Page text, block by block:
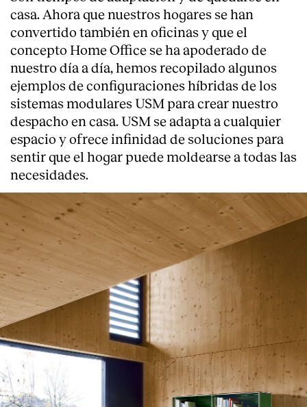
casa. Ahora que nuestros hogares se han
convertido también en oficinas y que el
concepto Home Office se ha apoderado de
nuestro día a día, hemos recopilado algunos
ejemplos de configuraciones híbridas de los
sistemas modulares USM para crear nuestro
despacho en casa. USM se adapta a cualquier
espacio y ofrece infinidad de soluciones para
sentir que el hogar puede moldearse a todas las
necesidades.